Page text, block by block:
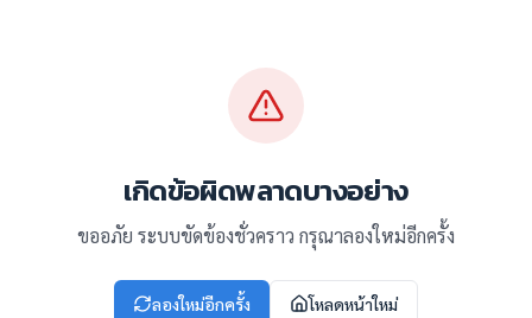
เกิดข้อผิดพลาดบางอย่าง
ขออภัย ระบบขัดข้องชั่วคราว กรุณาลองใหม่อีกครั้ง
ลองใหม่อีกครั้ง โหลดหน้าใหม่